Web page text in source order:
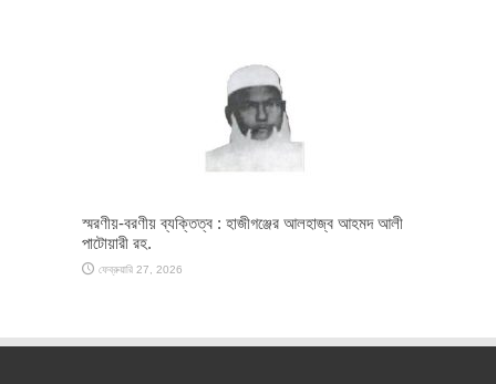
স্মরণীয়-বরণীয় ব্যক্তিত্ব : হাজীগঞ্জের আলহাজ্ব আহমদ আলী
পাটোয়ারী রহ.
ফেব্রুয়ারি 27, 2026